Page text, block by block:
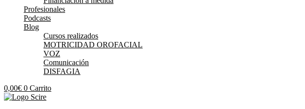
Profesionales
Podcasts
Blog
Cursos realizados
MOTRICIDAD OROFACIAL
VOZ
Comunicación
DISFAGIA
0,00€ 0 Carrito